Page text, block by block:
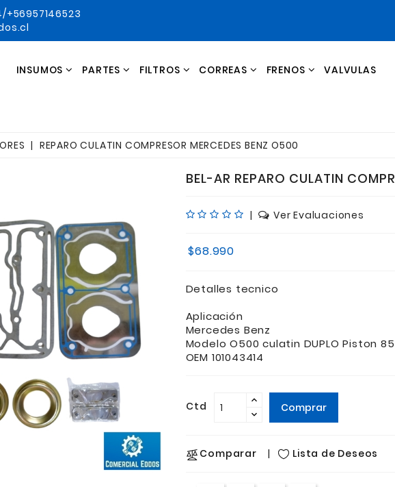
+56957146523
INSUMOS PARTES FILTROS CORREAS FRENOS VALVULAS
REPARO CULATIN COMPRESOR MERCEDES BENZ O500
BEL-AR REPARO CULATIN
| Ver Evaluaciones
$68.990
Detalles tecnico
Aplicación
Mercedes Benz
Modelo O500 culatin DUPLO Piston
OEM 101043414
Ctd Comprar
Comparar Lista de Deseos